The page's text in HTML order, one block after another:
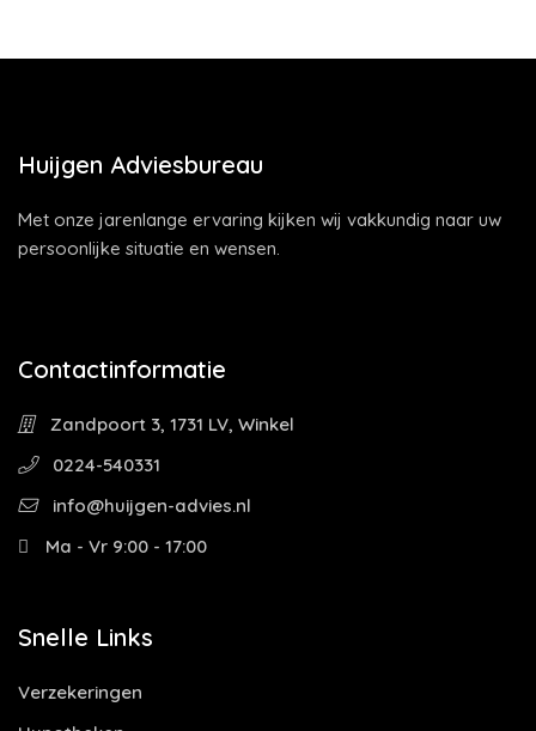
Huijgen Adviesbureau
Met onze jarenlange ervaring kijken wij vakkundig naar uw
persoonlijke situatie en wensen.
Contactinformatie
Zandpoort 3, 1731 LV, Winkel
0224-540331
info@huijgen-advies.nl
Ma - Vr 9:00 - 17:00
Snelle Links
Verzekeringen